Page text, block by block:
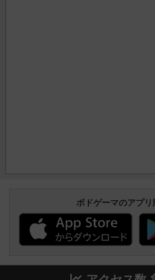
ボドゲーマのアプリ